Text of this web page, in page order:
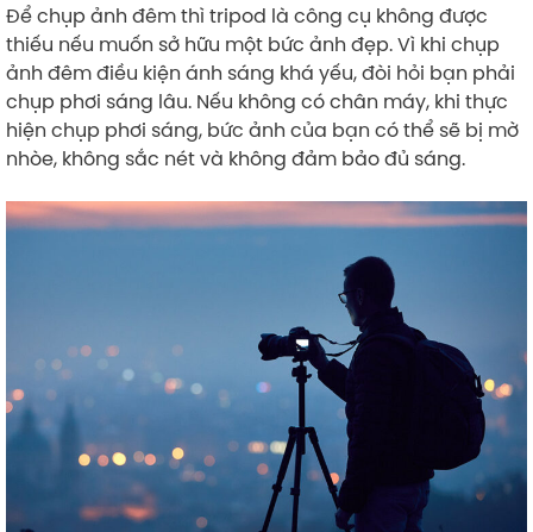
Để chụp ảnh đêm thì tripod là công cụ không được
thiếu nếu muốn sở hữu một bức ảnh đẹp. Vì khi chụp
ảnh đêm điều kiện ánh sáng khá yếu, đòi hỏi bạn phải
chụp phơi sáng lâu. Nếu không có chân máy, khi thực
hiện chụp phơi sáng, bức ảnh của bạn có thể sẽ bị mờ
nhòe, không sắc nét và không đảm bảo đủ sáng.